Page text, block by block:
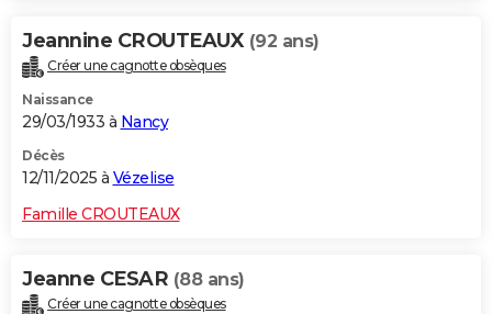
Jeannine CROUTEAUX (92 ans)
Créer une cagnotte obsèques
Naissance
29/03/1933 à Nancy
Décès
12/11/2025 à Vézelise
Famille CROUTEAUX
Jeanne CESAR (88 ans)
Créer une cagnotte obsèques